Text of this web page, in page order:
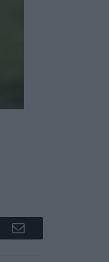
Email